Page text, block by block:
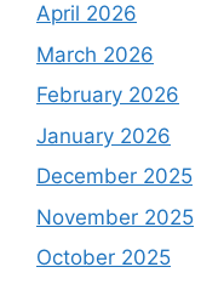
April 2026
March 2026
February 2026
January 2026
December 2025
November 2025
October 2025